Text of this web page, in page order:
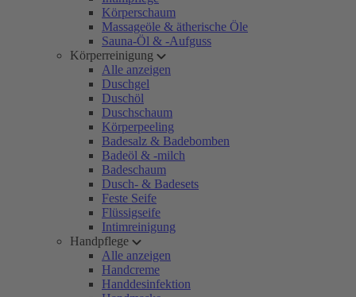
Körperschaum
Massageöle & ätherische Öle
Sauna-Öl & -Aufguss
Körperreinigung
Alle anzeigen
Duschgel
Duschöl
Duschschaum
Körperpeeling
Badesalz & Badebomben
Badeöl & -milch
Badeschaum
Dusch- & Badesets
Feste Seife
Flüssigseife
Intimreinigung
Handpflege
Alle anzeigen
Handcreme
Handdesinfektion